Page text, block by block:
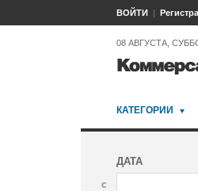
ВОЙТИ
08 АВГУСТА,
КАТЕГОРИИ
ДАТА
с